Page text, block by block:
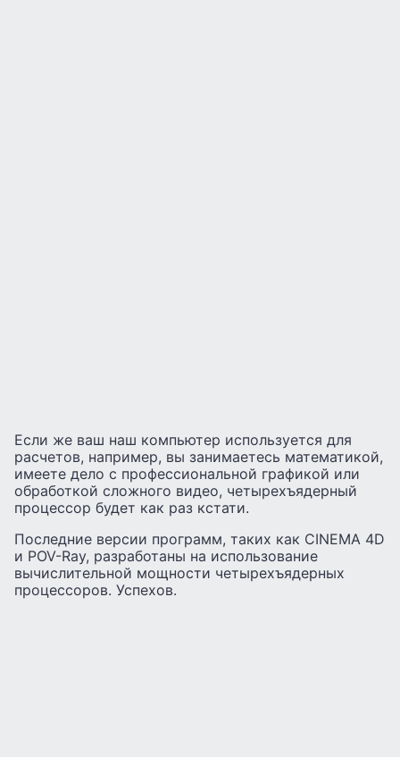
Если же ваш наш компьютер используется для
расчетов, например, вы занимаетесь математикой,
имеете дело с профессиональной графикой или
обработкой сложного видео, четырехъядерный
процессор будет как раз кстати.
Последние версии программ, таких как CINEMA 4D
и POV-Ray, разработаны на использование
вычислительной мощности четырехъядерных
процессоров. Успехов.